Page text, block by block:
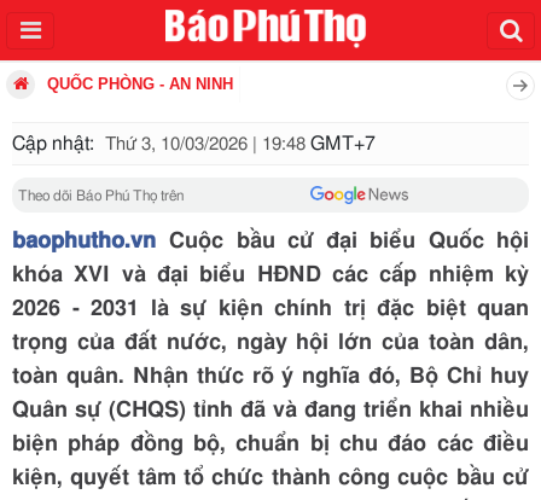
QUỐC PHÒNG - AN NINH
Cập nhật: Thứ 3, 10/03/2026 | 19:48 GMT+7
Theo dõi Báo Phú Thọ trên
baophutho.vn Cuộc bầu cử đại biểu Quốc hội
khóa XVI và đại biểu HĐND các cấp nhiệm kỳ
2026 - 2031 là sự kiện chính trị đặc biệt quan
trọng của đất nước, ngày hội lớn của toàn dân,
toàn quân. Nhận thức rõ ý nghĩa đó, Bộ Chỉ huy
Quân sự (CHQS) tỉnh đã và đang triển khai nhiều
biện pháp đồng bộ, chuẩn bị chu đáo các điều
kiện, quyết tâm tổ chức thành công cuộc bầu cử